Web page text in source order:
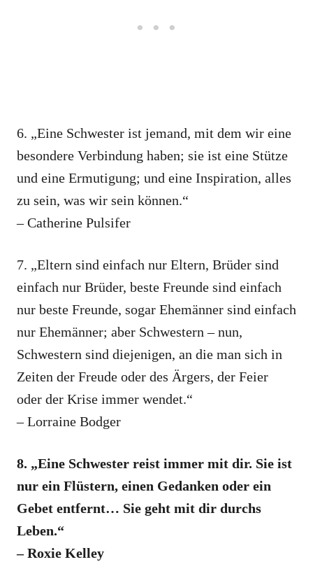
6. „Eine Schwester ist jemand, mit dem wir eine
besondere Verbindung haben; sie ist eine Stütze
und eine Ermutigung; und eine Inspiration, alles
zu sein, was wir sein können.“
– Catherine Pulsifer
7. „Eltern sind einfach nur Eltern, Brüder sind
einfach nur Brüder, beste Freunde sind einfach
nur beste Freunde, sogar Ehemänner sind einfach
nur Ehemänner; aber Schwestern – nun,
Schwestern sind diejenigen, an die man sich in
Zeiten der Freude oder des Ärgers, der Feier
oder der Krise immer wendet.“
– Lorraine Bodger
8. „Eine Schwester reist immer mit dir. Sie ist
nur ein Flüstern, einen Gedanken oder ein
Gebet entfernt… Sie geht mit dir durchs
Leben.“
– Roxie Kelley